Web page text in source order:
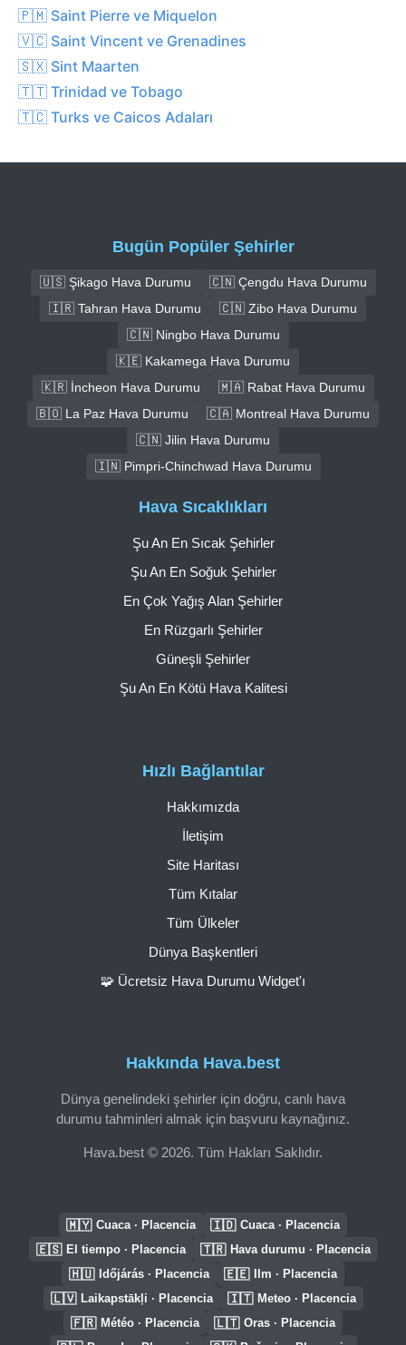
🇵🇲 Saint Pierre ve Miquelon
🇻🇨 Saint Vincent ve Grenadines
🇸🇽 Sint Maarten
🇹🇹 Trinidad ve Tobago
🇹🇨 Turks ve Caicos Adaları
Bugün Popüler Şehirler
🇺🇸 Şikago Hava Durumu
🇨🇳 Çengdu Hava Durumu
🇮🇷 Tahran Hava Durumu
🇨🇳 Zibo Hava Durumu
🇨🇳 Ningbo Hava Durumu
🇰🇪 Kakamega Hava Durumu
🇰🇷 İncheon Hava Durumu
🇲🇦 Rabat Hava Durumu
🇧🇴 La Paz Hava Durumu
🇨🇦 Montreal Hava Durumu
🇨🇳 Jilin Hava Durumu
🇮🇳 Pimpri-Chinchwad Hava Durumu
Hakkında Hava.best
Dünya genelindeki şehirler için doğru, canlı hava
durumu tahminleri almak için başvuru kaynağınız.
Hava.best © 2026. Tüm Hakları Saklıdır.
Hızlı Bağlantılar
Hakkımızda
İletişim
Site Haritası
Tüm Kıtalar
Tüm Ülkeler
Dünya Başkentleri
🧩 Ücretsiz Hava Durumu Widget'ı
Hava Sıcaklıkları
Şu An En Sıcak Şehirler
Şu An En Soğuk Şehirler
En Çok Yağış Alan Şehirler
En Rüzgarlı Şehirler
Güneşli Şehirler
Şu An En Kötü Hava Kalitesi
🇲🇾 Cuaca · Placencia 🇮🇩 Cuaca · Placencia
🇪🇸 El tiempo · Placencia 🇹🇷 Hava durumu · Placencia
🇭🇺 Időjárás · Placencia 🇪🇪 Ilm · Placencia
🇱🇻 Laikapstākļi · Placencia 🇮🇹 Meteo · Placencia
🇫🇷 Météo · Placencia 🇱🇹 Oras · Placencia